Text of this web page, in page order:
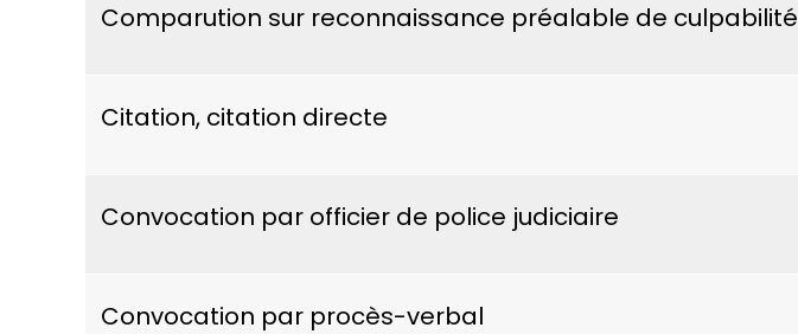
Comparution sur reconnaissance préalable de culpabilité
Citation, citation directe
Convocation par officier de police judiciaire
Convocation par procès-verbal